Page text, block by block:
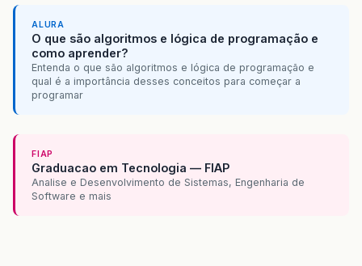
ALURA
O que são algoritmos e lógica de programação e
como aprender?
Entenda o que são algoritmos e lógica de programação e
qual é a importância desses conceitos para começar a
programar
FIAP
Graduacao em Tecnologia — FIAP
Analise e Desenvolvimento de Sistemas, Engenharia de
Software e mais